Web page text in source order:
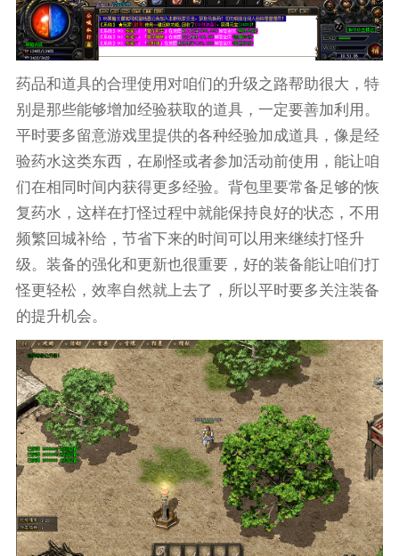
药品和道具的合理使用对咱们的升级之路帮助很大，特
别是那些能够增加经验获取的道具，一定要善加利用。
平时要多留意游戏里提供的各种经验加成道具，像是经
验药水这类东西，在刷怪或者参加活动前使用，能让咱
们在相同时间内获得更多经验。背包里要常备足够的恢
复药水，这样在打怪过程中就能保持良好的状态，不用
频繁回城补给，节省下来的时间可以用来继续打怪升
级。装备的强化和更新也很重要，好的装备能让咱们打
怪更轻松，效率自然就上去了，所以平时要多关注装备
的提升机会。